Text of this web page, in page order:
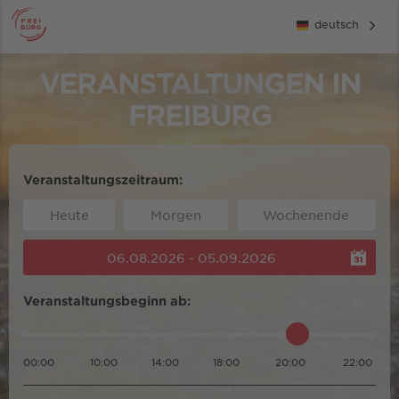
deutsch
VERANSTALTUNGEN IN
FREIBURG
Veranstaltungszeitraum:
Heute Morgen Wochenende
06.08.2026 - 05.09.2026
Veranstaltungsbeginn ab:
00:00 10:00 14:00 18:00 20:00 22:00